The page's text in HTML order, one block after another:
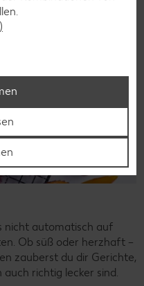
nicht automatisch auf
Ob süß oder herzhaft –
zauberst du dir Gerichte,
richtig lecker sind.